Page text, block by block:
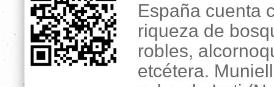
España cuenta
riqueza de
robles,
etcétera.